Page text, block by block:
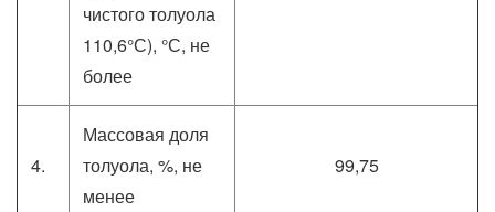
чистого толуола
110,6°С), °С, не
более
4.
Массовая доля
толуола, %, не
менее
99,75